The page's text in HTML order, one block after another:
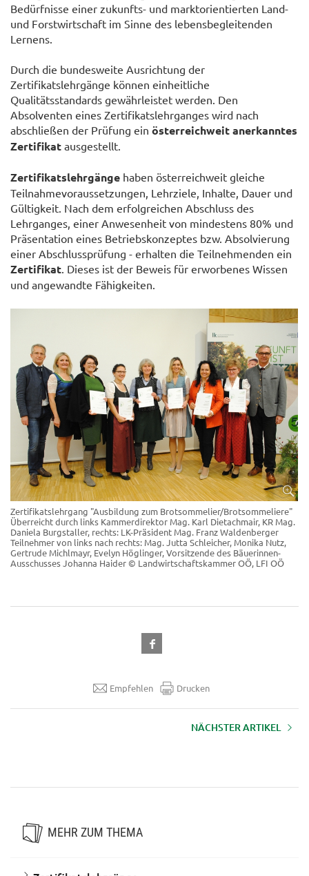
Bedürfnisse einer zukunfts- und marktorientierten Land-
und Forstwirtschaft im Sinne des lebensbegleitenden
Lernens.
Durch die bundesweite Ausrichtung der
Zertifikatslehrgänge können einheitliche
Qualitätsstandards gewährleistet werden. Den
Absolventen eines Zertifikatslehrganges wird nach
abschließen der Prüfung ein österreichweit anerkanntes
Zertifikat ausgestellt.
Zertifikatslehrgänge haben österreichweit gleiche
Teilnahmevoraussetzungen, Lehrziele, Inhalte, Dauer und
Gültigkeit. Nach dem erfolgreichen Abschluss des
Lehrganges, einer Anwesenheit von mindestens 80% und
Präsentation eines Betriebskonzeptes bzw. Absolvierung
einer Abschlussprüfung - erhalten die Teilnehmenden ein
Zertifikat . Dieses ist der Beweis für erworbenes Wissen
und angewandte Fähigkeiten.
Zertifikatslehrgang "Ausbildung zum Brotsommelier/Brotsommeliere"
Überreicht durch links Kammerdirektor Mag. Karl Dietachmair, KR Mag.
Daniela Burgstaller, rechts: LK-Präsident Mag. Franz Waldenberger
Teilnehmer von links nach rechts: Mag. Jutta Schleicher, Monika Nutz,
Gertrude Michlmayr, Evelyn Höglinger, Vorsitzende des Bäuerinnen-
Ausschusses Johanna Haider © Landwirtschaftskammer OÖ, LFI OÖ
Empfehlen Drucken
NÄCHSTER ARTIKEL
MEHR ZUM THEMA